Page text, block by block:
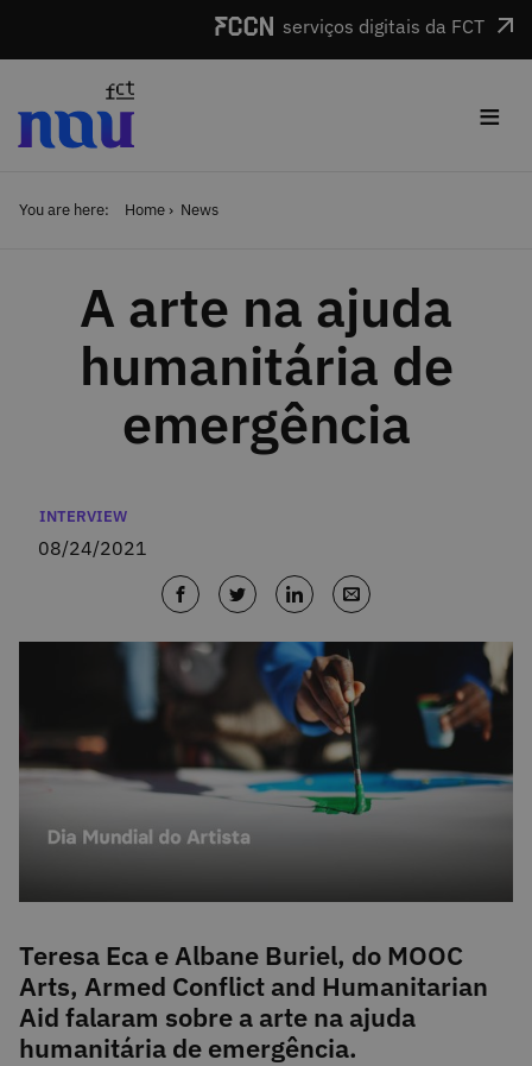
serviços digitais da FCT
≡
You are here: Home News
A arte na ajuda
humanitária de
emergência
Categories
INTERVIEW
08/24/2021
Teresa Eca e Albane Buriel, do MOOC
Arts, Armed Conflict and Humanitarian
Aid falaram sobre a arte na ajuda
humanitária de emergência.